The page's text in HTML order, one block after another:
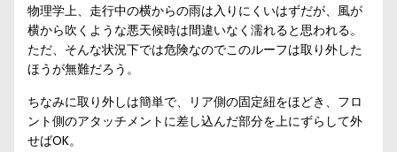
物理学上、走行中の横からの雨は入りにくいはずだが、風が
横から吹くような悪天候時は間違いなく濡れると思われる。
ただ、そんな状況下では危険なのでこのルーフは取り外した
ほうが無難だろう。
ちなみに取り外しは簡単で、リア側の固定紐をほどき、フロ
ント側のアタッチメントに差し込んだ部分を上にずらして外
せばOK。